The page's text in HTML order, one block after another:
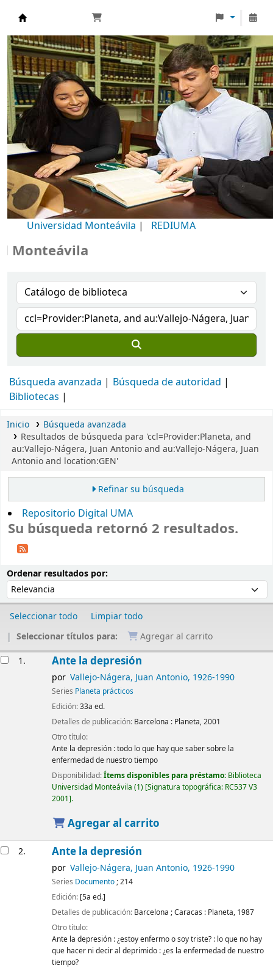
Biblioteca Universidad Monteávila
Universidad Monteávila | REDIUMA
Búsqueda avanzada
Búsqueda de autoridad
Bibliotecas
Inicio
Búsqueda avanzada
Resultados de búsqueda para 'ccl=Provider:Planeta, and
au:Vallejo-Nágera, Juan Antonio and au:Vallejo-Nágera, Juan
Antonio and location:GEN'
Refinar su búsqueda
Repositorio Digital UMA
Su búsqueda retornó 2 resultados.
Ordenar resultados por:
Seleccionar todo
Limpiar todo
Seleccionar títulos para:
Agregar al carrito
1. Ante la depresión
por Vallejo-Nágera, Juan Antonio, 1926-1990
Series Planeta prácticos
Edición:33a ed.
Detalles de publicación: Barcelona : Planeta,2001
Otro título:
Ante la depresión : todo lo que hay que saber sobre la
enfermedad de nuestro tiempo
Disponibilidad:Ítems disponibles para préstamo: Biblioteca
Universidad Monteávila (1) Signatura topográfica: RC537 V3
2001 .
Agregar al carrito
2. Ante la depresión
por Vallejo-Nágera, Juan Antonio, 1926-1990
Series Documento; 214
Edición: [5a ed.]
Detalles de publicación: Barcelona ; Caracas : Planeta, 1987
Otro título:
Ante la depresión : ¿estoy enfermo o soy triste? : lo que no hay
que hacer ni decir al deprimido : ¿es la enfermedad de nuestro
tiempo?